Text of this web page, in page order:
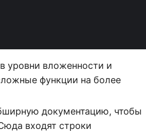
уровни вложенности и
функции на более
документацию, чтобы
входят строки